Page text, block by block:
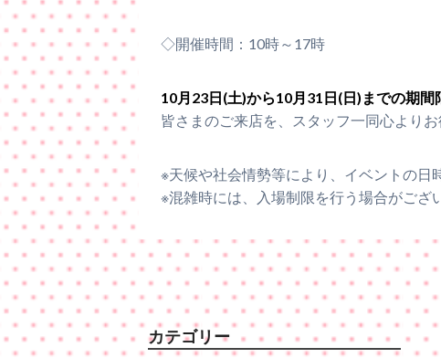
◇開催時間：10時～17時
10月23日(土)から10月31日(日)までの期間
皆さまのご来店を、スタッフ一同心よりお
※天候や社会情勢等により、イベントの日
※混雑時には、入場制限を行う場合がござ
カテゴリー